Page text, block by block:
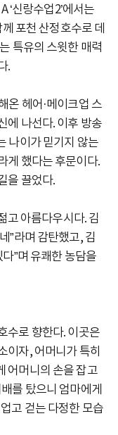
‘신랑수업2’에서는
포천 산정호수로 데
특유의 스윗한 매력
.
온 헤어·메이크업 스
에 나선다. 이후 방송
나이가 믿기지 않는
게 했다는 후문이다.
을 끌었다.
고 아름다우시다. 김
”라며 감탄했고, 김
”며 유쾌한 농담을
수로 향한다. 이곳은
이자, 어머니가 특히
어머니의 손을 잡고
를 탔으니 엄마에게
고 걷는 다정한 모습